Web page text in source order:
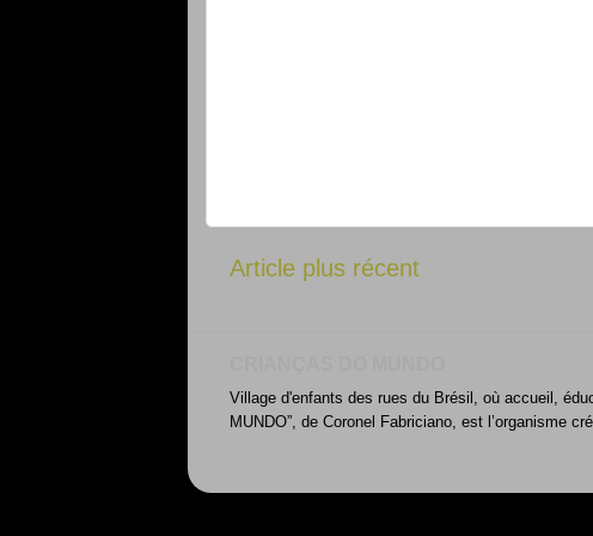
Article plus récent
Village d'enfants des rues du Brésil, où accueil,
MUNDO”, de Coronel Fabriciano, est l’organisme